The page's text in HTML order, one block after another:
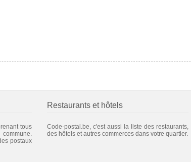
tous
postaux
Restaurants et hôtels
Code-postal.be, c'est aussi la liste des restaurants,
des hôtels et autres commerces dans votre quartier.